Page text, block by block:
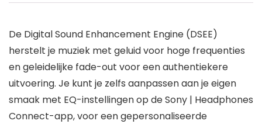
De Digital Sound Enhancement Engine (DSEE)
herstelt je muziek met geluid voor hoge frequenties
en geleidelijke fade-out voor een authentiekere
uitvoering. Je kunt je zelfs aanpassen aan je eigen
smaak met EQ-instellingen op de Sony | Headphones
Connect-app, voor een gepersonaliseerde